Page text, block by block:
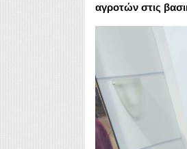
αγροτών στις